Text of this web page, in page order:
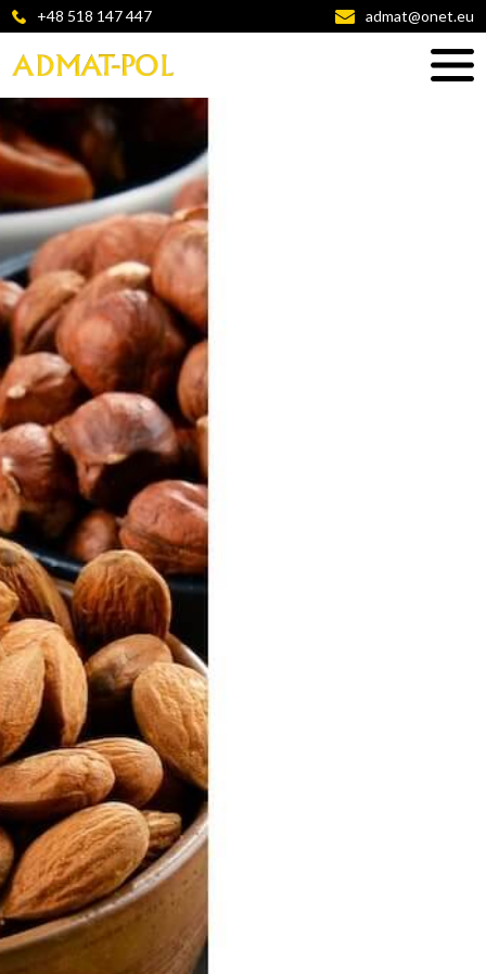
+48 518 147 447 admat@onet.eu